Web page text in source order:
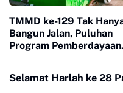
TMMD ke-129 Tak
Bangun Jalan, Puluhan
Program Pemberdayaan
Selamat Harlah ke 28